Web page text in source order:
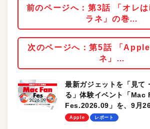
前のページへ：第3話 「オレ
ラネ」の巻…
次のページへ：第5話 「
ネ」…
最新ガジェットを「見て
る」体験イベント「Mac
Fes.2026.09」を、9月
します！
Apple レポート